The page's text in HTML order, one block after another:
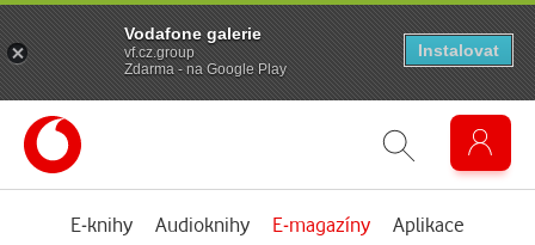
E-knihy Audioknihy E-magazíny Aplikace
Vodafone galerie
vf.cz.group
Zdarma - na Google Play
Instalovat